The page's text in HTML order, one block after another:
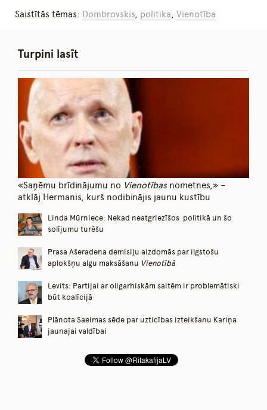
Saistītās tēmas: Dombrovskis, politika,Vienotība
Turpini lasīt
«Saņēmu brīdinājumu no Vienotībasnometnes,» –
atklāj Hermanis, kurš nodibinājis jaunu kustību
Linda Mūrniece: Nekad neatgriezīšos politikā un šo
solījumu turēšu
Prasa Ašeradena demisiju aizdomās par ilgstošu
aplokšņu algu maksāšanu Vienotībā
Levits: Partijai ar oligarhiskām saitēm ir problemātiski
būt koalīcijā
Plānota Saeimas sēde par uzticības izteikšanu Kariņa
jaunajai valdībai